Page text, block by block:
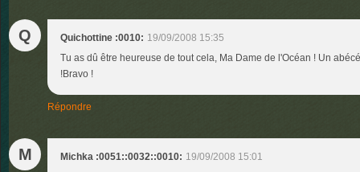
Q Quichottine :0010: 19/09/2008 15:35
Tu as dû être heureuse de tout cela, Ma Dame de l'Océan ! Un
!Bravo !
Répondre
M Michka :0051::0032::0010: 19/09/2008 15:01